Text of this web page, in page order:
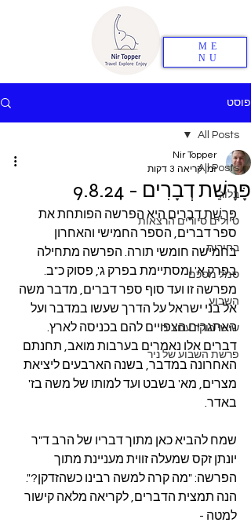
ME
NU
פוסט
All Posts
בלוג
טיולים סיורים הרצאות
בחירות
סמל מסכם
השבוע
שישי בוקר עם ניר
פרשת השבוע של ניר
All Posts
פָּרָשַׁת דְבָרִים - 9.8.24
Nir Topper
זמן קריאה 3 דקות
פָּרָשַׁת דְבָרִים היא הפרשה הפותחת את
ספר דברים, הספר החמישי והאחרון
בחמישה חומשי תורה. הפרשה מתחילה
בפרק א' ומסתיימת בפרק ג', פסוק כ"ב.
מפרשה זו ועד סוף ספר דברים, מדבר משה
אל בני ישראל על הדרך שעשו במדבר ועל
האתגרים הצפויים להם בכניסה לארץ.
דברים אלו נאמרים בערבות מואב, תחנתם
האחרונה במדבר, בשנה הארבעים ליציאת
מצרים, מא' בשבט ועד למותו של משה בז'
באדר.
שמח להביא כאן מתוך דבריו של הרב ד"ר
יונתן זקס שמעלה זווית מעניינת מתוך
הפרשה: "מה קרה למשה רבינו כשהזדקן?".
הנה תמצית הדברים, לקריאה מלאה קישור
למטה -